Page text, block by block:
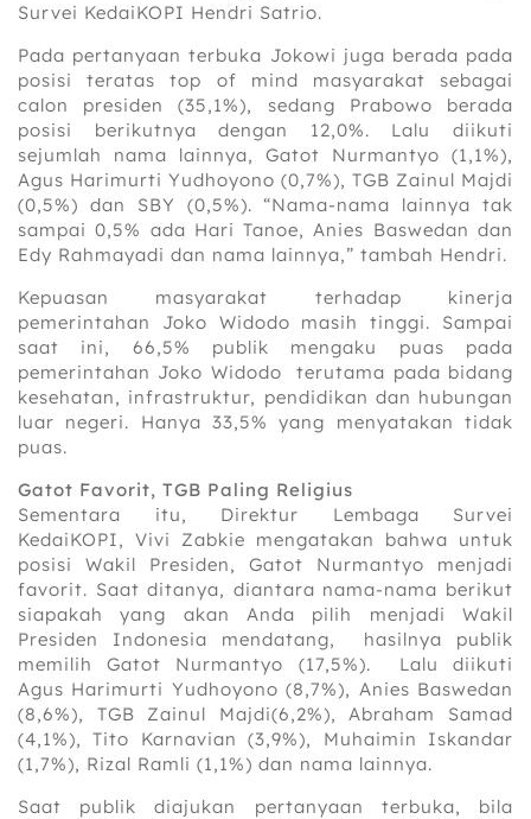
Survei KedaiKOPI Hendri Satrio.
Pada pertanyaan terbuka Jokowi juga berada pada
posisi teratas top of mind masyarakat sebagai
calon presiden (35,1%), sedang Prabowo berada
posisi berikutnya dengan 12,0%. Lalu diikuti
sejumlah nama lainnya, Gatot Nurmantyo (1,1%),
Agus Harimurti Yudhoyono (0,7%), TGB Zainul Majdi
(0,5%) dan SBY (0,5%). “Nama-nama lainnya tak
sampai 0,5% ada Hari Tanoe, Anies Baswedan dan
Edy Rahmayadi dan nama lainnya,” tambah Hendri.
Kepuasan masyarakat terhadap kinerja
pemerintahan Joko Widodo masih tinggi. Sampai
saat ini, 66,5% publik mengaku puas pada
pemerintahan Joko Widodo terutama pada bidang
kesehatan, infrastruktur, pendidikan dan hubungan
luar negeri. Hanya 33,5% yang menyatakan tidak
puas.
Gatot Favorit, TGB Paling Religius
Sementara itu, Direktur Lembaga Survei
KedaiKOPI, Vivi Zabkie mengatakan bahwa untuk
posisi Wakil Presiden, Gatot Nurmantyo menjadi
favorit. Saat ditanya, diantara nama-nama berikut
siapakah yang akan Anda pilih menjadi Wakil
Presiden Indonesia mendatang, hasilnya publik
memilih Gatot Nurmantyo (17,5%). Lalu diikuti
Agus Harimurti Yudhoyono (8,7%), Anies Baswedan
(8,6%), TGB Zainul Majdi(6,2%), Abraham Samad
(4,1%), Tito Karnavian (3,9%), Muhaimin Iskandar
(1,7%), Rizal Ramli (1,1%) dan nama lainnya.
Saat publik diajukan pertanyaan terbuka, bila